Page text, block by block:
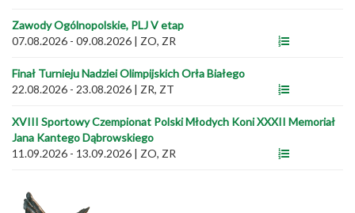
Zawody Ogólnopolskie, PLJ V etap
07.08.2026 - 09.08.2026 | ZO, ZR
Finał Turnieju Nadziei Olimpijskich Orła Białego
22.08.2026 - 23.08.2026 | ZR, ZT
XVIII Sportowy Czempionat Polski Młodych Koni XXXII Memoriał
Jana Kantego Dąbrowskiego
11.09.2026 - 13.09.2026 | ZO, ZR